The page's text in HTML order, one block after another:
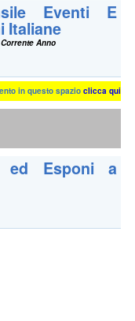
Eventi E
Italiane
Anno
in questo spazioclicca qui
ed Esponi a